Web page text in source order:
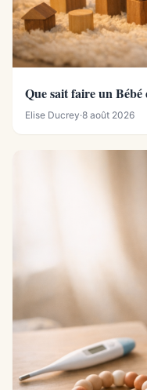
Que sait faire un
Elise Ducrey·8 août 2026